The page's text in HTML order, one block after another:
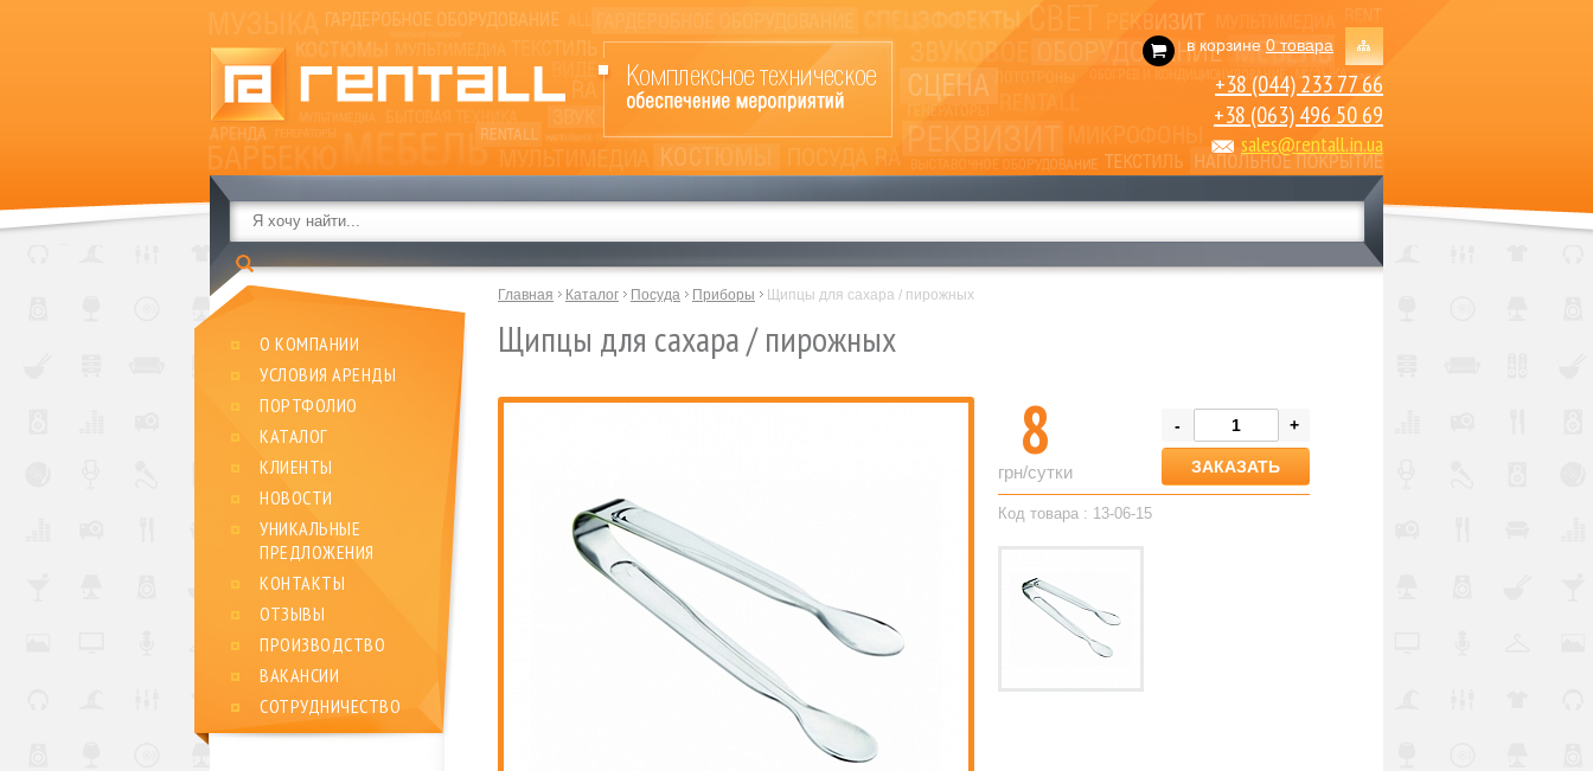
в корзине0 товара
+38 (044) 233 77 66
+38 (063) 496 50 69
sales@rentall.in.ua
О КОМПАНИИ
УСЛОВИЯ АРЕНДЫ
ПОРТФОЛИО
КАТАЛОГ
КЛИЕНТЫ
НОВОСТИ
УНИКАЛЬНЫЕ
ПРЕДЛОЖЕНИЯ
КОНТАКТЫ
ОТЗЫВЫ
ПРОИЗВОДСТВО
ВАКАНСИИ
СОТРУДНИЧЕСТВО
Главная Каталог Посуда Приборы Щипцы для сахара / пирожных
Щипцы для сахара / пирожных
8
грн/сутки
- +
Код товара : 13-06-15